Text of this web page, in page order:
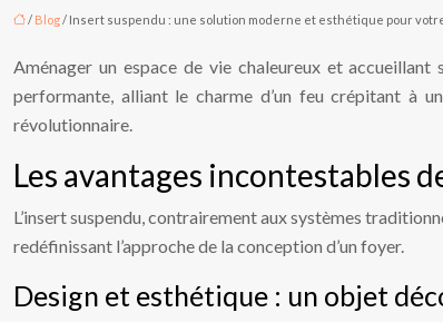
/ Blog/ Insert suspendu : une solution moderne et esthétique pour
Aménager un espace de vie chaleureux et accueillant
performante, alliant le charme d’un feu crépitant à
révolutionnaire.
Les avantages incontestables
L’insert suspendu, contrairement aux systèmes
redéfinissant l’approche de la conception d’un foyer.
Design et esthétique : un objet